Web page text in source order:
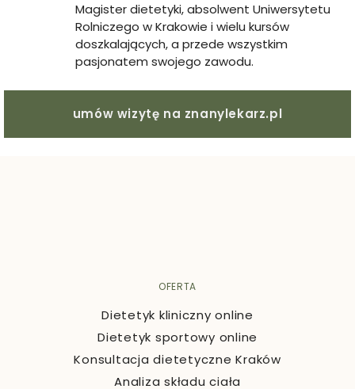
Magister dietetyki, absolwent Uniwersytetu
Rolniczego w Krakowie i wielu kursów
doszkalających, a przede wszystkim
pasjonatem swojego zawodu.
umów wizytę na znanylekarz.pl
OFERTA
Dietetyk kliniczny online
Dietetyk sportowy online
Konsultacja dietetyczne Kraków
Analiza składu ciała